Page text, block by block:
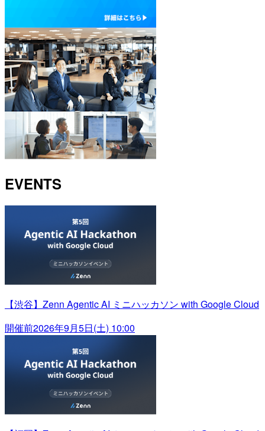
EVENTS
【渋谷】Zenn Agentic AI ミニハッカソン with Google Cloud
開催前2026年9月5日(土) 10:00